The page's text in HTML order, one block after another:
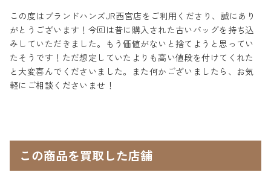
この度はブランドハンズJR西宮店をご利用くださり、誠にあり
がとうございます！今回は昔に購入された古いバッグを持ち込
みしていただきました。もう価値がないと捨てようと思ってい
たそうです！ただ想定していたよりも高い値段を付けてくれた
と大変喜んでくださいました。また何かございましたら、お気
軽にご相談くださいませ！
この商品を買取した店舗